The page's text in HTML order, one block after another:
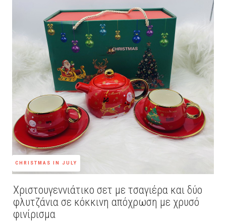
CHRISTMAS IN JULY
Χριστουγεννιάτικο σετ με τσαγιέρα και δύο
φλυτζάνια σε κόκκινη απόχρωση με χρυσό
φινίρισμα